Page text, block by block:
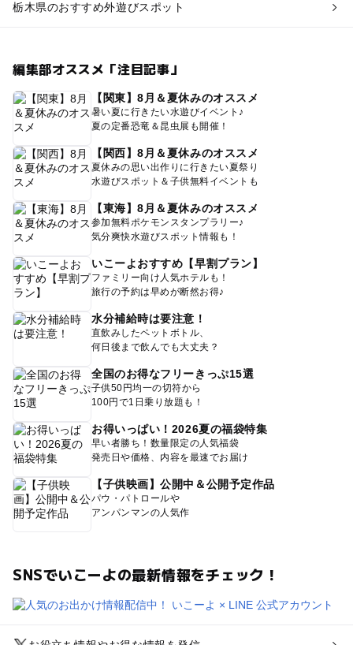
栃木県のおすすめ外遊びスポット
編集部オススメ「注目記事」
【関東】8月＆夏休みのオススメ
暑い夏に行きたい水遊びイベント♪
夏の定番恐竜＆昆虫展も開催！
【関西】8月＆夏休みのオススメ
夏休みの思い出作りに行きたい夏祭り
水遊びスポット＆子供無料イベントも
【東海】8月＆夏休みのオススメ
参加無料ポケモンスタンプラリー♪
気分爽快水遊びスポット情報も！
いこーよおすすめ【早割プラン】
ファミリー向け人気ホテルも！
旅行の予約は早めが断然お得♪
水分補給時は要注意！
直飲みしたペットボトル、
何日後まで飲んでも大丈夫？
全国のお得なフリーきっぷ15選
子供50円均一の切符から
100円で1日乗り放題も！
お得いっぱい！2026夏の福袋特集
早い者勝ち！数量限定の人気福袋
発売日や価格、内容を最速でお届け
【子供映画】公開中＆公開予定作品
パウ・パトロールや
アンパンマンの人気作
SNSでいこーよの最新情報をチェック！